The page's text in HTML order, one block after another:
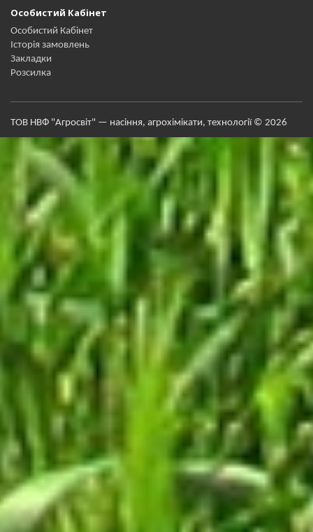
Особистий Кабінет
Особистий Кабінет
Історія замовлень
Закладки
Розсилка
ТОВ НВФ "Агросвіт" — насіння, агрохімікати, технології © 2026